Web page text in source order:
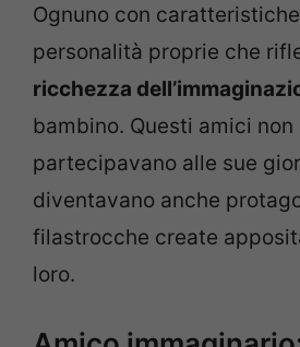
Ognuno con
personalità proprie che
ricchezza
bambino. Questi amici non
partecipavano alle sue
diventavano anche
filastrocche create
loro.